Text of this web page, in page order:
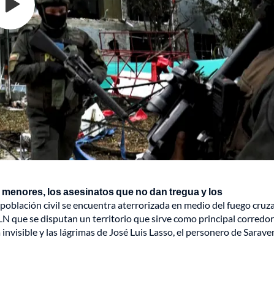
los asesinatos que no dan tregua y los
civil se encuentra aterrorizada en medio del fuego
que se disputan un territorio que sirve como principal corredor
y las lágrimas de José Luis Lasso, el personero de